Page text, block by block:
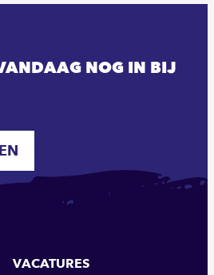
NOG IN BIJ
VACATURES